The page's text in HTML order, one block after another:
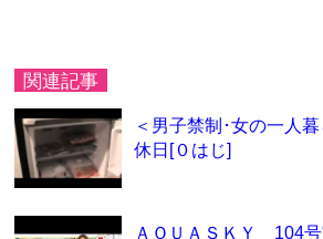
関連記事
＜男子禁制･女の一人
休日[０はじ]
ＡＱＵＡＳＫＹ 104